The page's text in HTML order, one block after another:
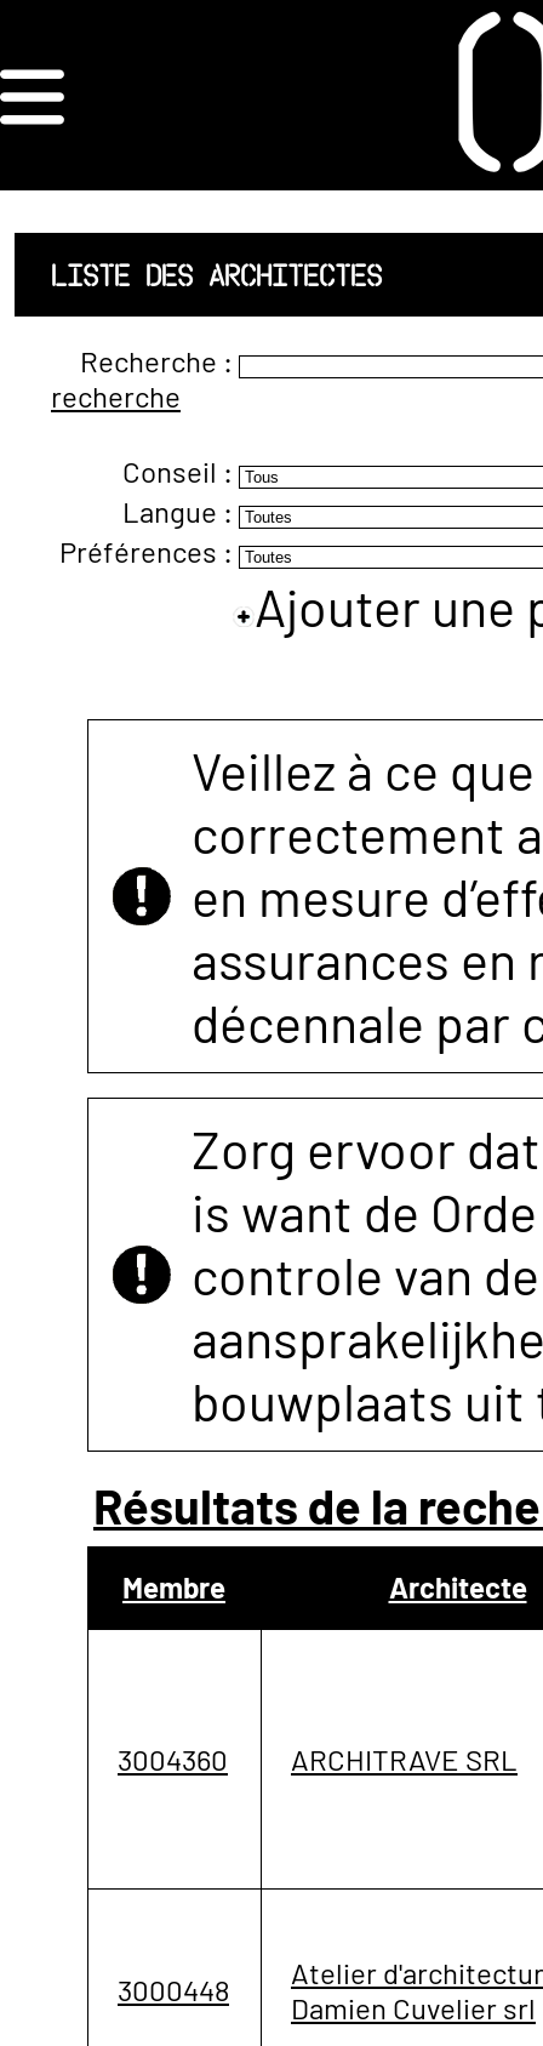
ORDRE DES
ARCHITECTES
ACCUEIL
LISTE DES
ARCHITECTES
JURISPRUDENCE
ANNEXE 4 CODT
LISTE DES ARCHITECTES
Recherche :
recherche
Conseil :
Langue :
Préférences :
Ajouter une
Veillez à ce
correctement
en mesure
assurances
décennale par
Zorg ervoor
is want de
controle van
bouwplaats uit
Résultats de la
Membre Architecte
3004360 ARCHITRAVE SRL
3000448
Atelier
Damien Cuvelier srl